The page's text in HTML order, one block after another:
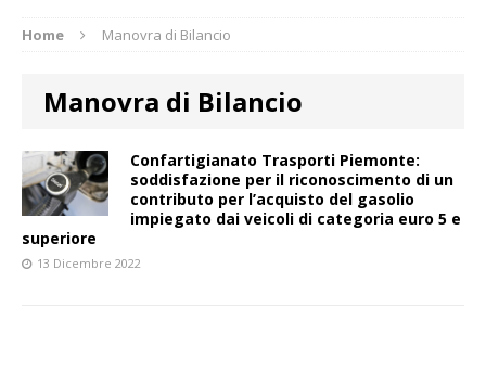
Home Manovra di Bilancio
Manovra di Bilancio
Confartigianato Trasporti Piemonte:
soddisfazione per il riconoscimento di un
contributo per l’acquisto del gasolio
impiegato dai veicoli di categoria euro 5 e
superiore
13 Dicembre 2022